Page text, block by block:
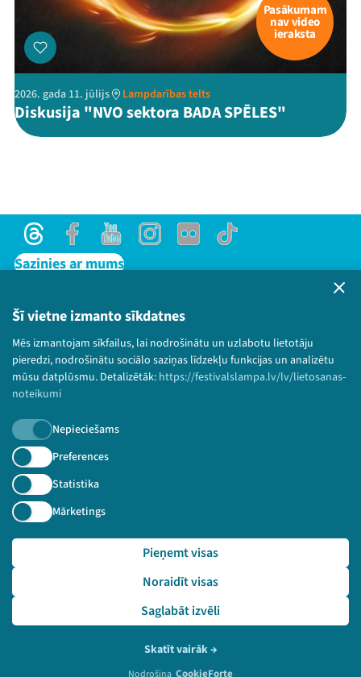
Šī vietne izmanto sīkdatnes
Mēs izmantojam sīkfailus, lai nodrošinātu un uzlabotu lietotāju
pieredzi, nodrošinātu sociālo saziņas līdzekļu funkcijas un analizētu
mūsu datplūsmu. Detalizētāk: https://festivalslampa.lv/lv/lietosanas-
noteikumi
Nepieciešams
Preferences
Statistika
Mārketings
Saglabāt izvēli
Noraidīt visas
Pieņemt visas
Skatīt vairāk→
Nodrošina CookieForte
Pasākumam
nav video
ieraksta
2026. gada 11. jūlijs Lampdarības telts
Diskusija "NVO sektora BADA SPĒLES"
ThreadsFacebookYoutubeInstagram
Flick TikTok
Sazinies ar mums
Lietošanas noteikumi un sīkdatņu politika
Bērnu aizsardzības politika
© 2026 Sarunu festivāls LAMPA Visas tiesības
paturētas.
Piesakies jaunumiem!
Nepalaid garām aktuālāko informāciju!
Pieteikties
🔗 https://festivalslampa.lv/lv/dalibnieki/2772